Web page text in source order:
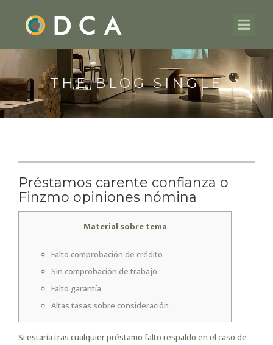
THE BLOG SINGLE
Préstamos carente confianza o
Finzmo opiniones nómina
Material sobre tema
Falto comprobación de crédito
Sin comprobación de trabajo
Falto garantía
Altas tasas sobre consideración
Si estaría tras cualquier préstamo falto respaldo en el caso de